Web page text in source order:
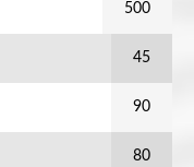
500
45
90
80